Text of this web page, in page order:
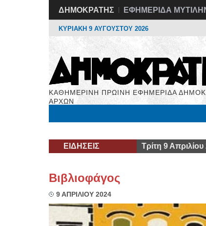
ΔΗΜΟΚΡΑΤΗΣ ΕΦΗΜΕΡΙΔΑ
ΚΥΡΙΑΚΗ 9 ΑΥΓΟΥΣΤΟΥ 2026
ΚΑΘΗΜΕΡΙΝΗ ΠΡΩΙΝΗ ΕΦΗΜΕΡΙΔΑ
ΑΡΧΩΝ
ΕΙΔΗΣΕΙΣ Τρίτη 9 Απριλίου
Βιβλιοφάγος
9 ΑΠΡΙΛΙΟΥ 2024